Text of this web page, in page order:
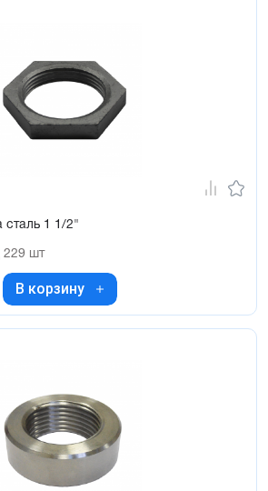
сталь 1 1/2"
229 шт
В корзину